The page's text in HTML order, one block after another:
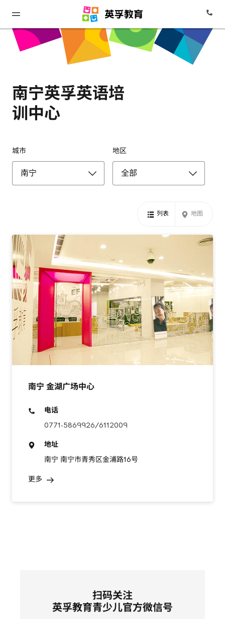
南宁英孚英语培
训中心
城市 地区
列表 地图
南宁 金湖广场中心
电话
0771-5869926/6112009
地址
南宁 南宁市青秀区金浦路16号
更多
扫码关注
英孚教育青少儿官方微信号